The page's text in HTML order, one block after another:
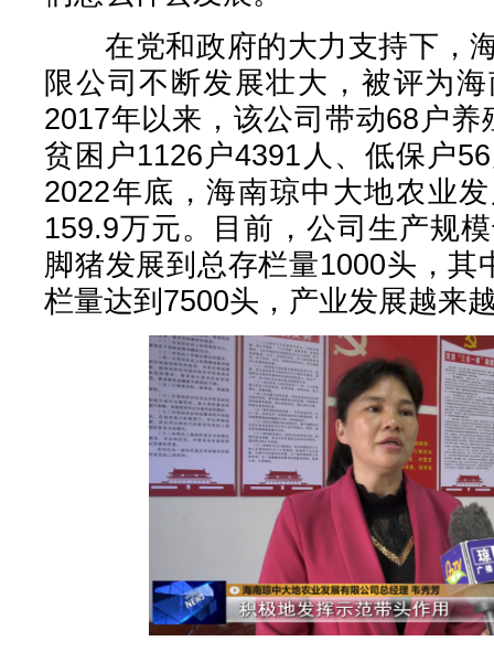
在党和政府的大力支持下，
限公司不断发展壮大，被评为
2017年以来，该公司带动68户
贫困户1126户4391人、低保户
2022年底，海南琼中大地农业
159.9万元。目前，公司生产规
脚猪发展到总存栏量1000头，其
栏量达到7500头，产业发展越来